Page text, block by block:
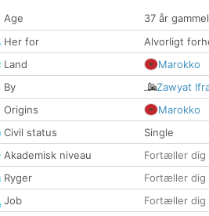
Age
37 år gammel
Her for
Alvorligt
Land
Marokko
By
Zawyat
Origins
Marokko
Civil status
Single
Akademisk niveau
Fortæller dig
Ryger
Fortæller dig
Job
Fortæller dig